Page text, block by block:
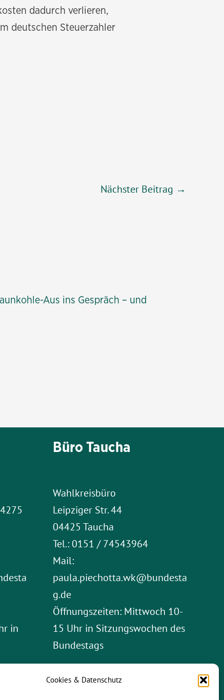
Cookies & Datenschutz
dadurch verlieren,
deutschen Steuerzahler
Nächster Beitrag →
Aus ins Gespräch – und
in
Büro Taucha
Wahlkreisbüro
Leipziger Str. 44
04425 Taucha
Tel.: 0151 / 74543964
Mail:
paula.piechotta.wk@bundesta
g.de
Öffnungszeiten: Mittwoch 10-
15 Uhr in Sitzungswochen des
Bundestags